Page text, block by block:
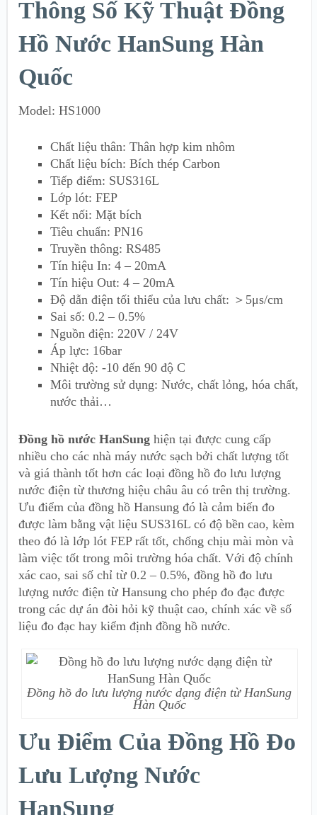
Thông Số Kỹ Thuật Đồng
Hồ Nước HanSung Hàn
Quốc
Model: HS1000
Chất liệu thân: Thân hợp kim nhôm
Chất liệu bích: Bích thép Carbon
Tiếp điểm: SUS316L
Lớp lót: FEP
Kết nối: Mặt bích
Tiêu chuẩn: PN16
Truyền thông: RS485
Tín hiệu In: 4 – 20mA
Tín hiệu Out: 4 – 20mA
Độ dẫn điện tối thiểu của lưu chất: ＞5μs/cm
Sai số: 0.2 – 0.5%
Nguồn điện: 220V / 24V
Áp lực: 16bar
Nhiệt độ: -10 đến 90 độ C
Môi trường sử dụng: Nước, chất lỏng, hóa chất,
nước thải…
Đồng hồ nước HanSung hiện tại được cung cấp
nhiều cho các nhà máy nước sạch bởi chất lượng tốt
và giá thành tốt hơn các loại đồng hồ đo lưu lượng
nước điện từ thương hiệu châu âu có trên thị trường.
Ưu điểm của đồng hồ Hansung đó là cảm biến đo
được làm bằng vật liệu SUS316L có độ bền cao, kèm
theo đó là lớp lót FEP rất tốt, chống chịu mài mòn và
làm việc tốt trong môi trường hóa chất. Với độ chính
xác cao, sai số chỉ từ 0.2 – 0.5%, đồng hồ đo lưu
lượng nước điện từ Hansung cho phép đo đạc được
trong các dự án đòi hỏi kỹ thuật cao, chính xác về số
liệu đo đạc hay kiểm định đồng hồ nước.
Đồng hồ đo lưu lượng nước dạng điện từ HanSung
Hàn Quốc
Ưu Điểm Của Đồng Hồ Đo
Lưu Lượng Nước
HanSung